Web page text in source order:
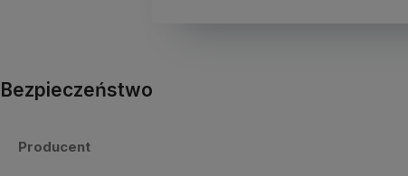
Bezpieczeństwo
Producent